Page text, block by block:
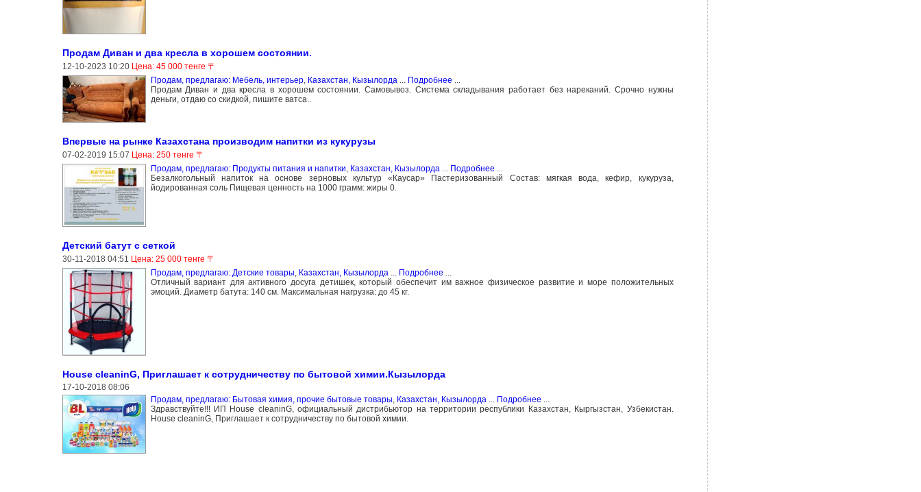
Продам Диван и два кресла в хорошем состоянии.
12-10-2023 10:20 Цена: 45 000 тенге 〒
Продам, предлагаю: Мебель, интерьер, Казахстан, Кызылорда Подробнее
Продам Диван и два кресла в хорошем состоянии. Самовывоз. Система складывания работает без нареканий. Срочно нужны
деньги, отдаю со скидкой, пишите ватса..
Впервые на рынке Казахстана производим напитки из кукурузы
07-02-2019 15:07 Цена: 250 тенге 〒
Продам, предлагаю: Продукты питания и напитки, Казахстан, Кызылорда... Подробнее ...
Безалкогольный напиток на основе зерновых культур «Каусар» Пастеризованный Состав: мягкая вода, кефир, кукуруза,
йодированная соль Пищевая ценность на 1000 грамм: жиры 0.
Детский батут с сеткой
30-11-2018 04:51 Цена: 25 000 тенге 〒
Продам, предлагаю: Детские товары, Казахстан, Кызылорда... Подробнее ...
Отличный вариант для активного досуга детишек, который обеспечит им важное физическое развитие и море положительных
эмоций. Диаметр батута: 140 см. Максимальная нагрузка: до 45 кг.
House cleaninG, Приглашает к сотрудничеству по бытовой химии.Кызылорда
17-10-2018 08:06
Продам, предлагаю: Бытовая химия, прочие бытовые товары Казахстан, Кызылорда Подробнее
Здравствуйте!!! ИП House cleaninG, официальный дистрибьютор на территории республики Казахстан, Кыргызстан, Узбекистан.
House cleaninG, Приглашает к сотрудничеству по бытовой химии.